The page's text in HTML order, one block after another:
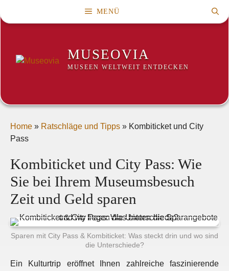
Inhalt
MENÜ
MUSEOVIA
MUSEEN WELTWEIT ENTDECKEN
Home » Ratschläge und Tipps » Kombiticket und City
Pass
Kombiticket und City Pass: Wie
Sie bei Ihrem Museumsbesuch
Zeit und Geld sparen
Sparen mit City Pass & Kombiticket: Was steckt drin und wo sind
die Unterschiede?
Ein Kulturtrip eröffnet Ihnen zahlreiche faszinierende